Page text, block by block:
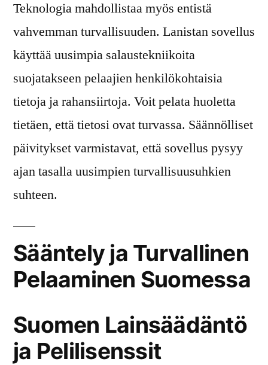
Teknologia mahdollistaa myös entistä
vahvemman turvallisuuden. Lanistan sovellus
käyttää uusimpia salaustekniikoita
suojatakseen pelaajien henkilökohtaisia
tietoja ja rahansiirtoja. Voit pelata huoletta
tietäen, että tietosi ovat turvassa. Säännölliset
päivitykset varmistavat, että sovellus pysyy
ajan tasalla uusimpien turvallisuusuhkien
suhteen.
Sääntely ja Turvallinen
Pelaaminen Suomessa
Suomen Lainsäädäntö
ja Pelilisenssit